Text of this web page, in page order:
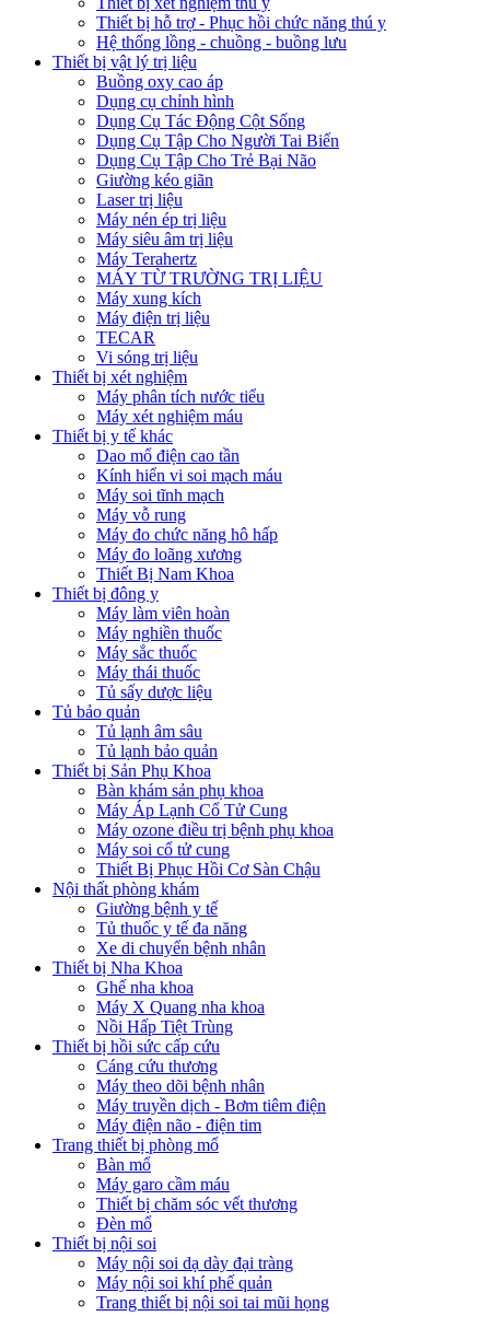
Thiết bị hỗ trợ - Phục hồi chức năng thú y
Hệ thống lồng - chuồng - buồng lưu
Thiết bị vật lý trị liệu
Buồng oxy cao áp
Dụng cụ chỉnh hình
Dụng Cụ Tác Động Cột Sống
Dụng Cụ Tập Cho Người Tai Biến
Dụng Cụ Tập Cho Trẻ Bại Não
Giường kéo giãn
Laser trị liệu
Máy nén ép trị liệu
Máy siêu âm trị liệu
Máy Terahertz
MÁY TỪ TRƯỜNG TRỊ LIỆU
Máy xung kích
Máy điện trị liệu
TECAR
Vi sóng trị liệu
Thiết bị xét nghiệm
Máy phân tích nước tiểu
Máy xét nghiệm máu
Thiết bị y tế khác
Dao mổ điện cao tần
Kính hiển vi soi mạch máu
Máy soi tĩnh mạch
Máy vỗ rung
Máy đo chức năng hô hấp
Máy đo loãng xương
Thiết Bị Nam Khoa
Thiết bị đông y
Máy làm viên hoàn
Máy nghiền thuốc
Máy sắc thuốc
Máy thái thuốc
Tủ sấy dược liệu
Tủ bảo quản
Tủ lạnh âm sâu
Tủ lạnh bảo quản
Thiết bị Sản Phụ Khoa
Bàn khám sản phụ khoa
Máy Áp Lạnh Cổ Tử Cung
Máy ozone điều trị bệnh phụ khoa
Máy soi cổ tử cung
Thiết Bị Phục Hồi Cơ Sàn Chậu
Nội thất phòng khám
Giường bệnh y tế
Tủ thuốc y tế đa năng
Xe di chuyển bệnh nhân
Thiết bị Nha Khoa
Ghế nha khoa
Máy X Quang nha khoa
Nồi Hấp Tiệt Trùng
Thiết bị hồi sức cấp cứu
Cáng cứu thương
Máy theo dõi bệnh nhân
Máy truyền dịch - Bơm tiêm điện
Máy điện não - điện tim
Trang thiết bị phòng mổ
Bàn mổ
Máy garo cầm máu
Thiết bị chăm sóc vết thương
Đèn mổ
Thiết bị nội soi
Máy nội soi dạ dày đại tràng
Máy nội soi khí phế quản
Trang thiết bị nội soi tai mũi họng